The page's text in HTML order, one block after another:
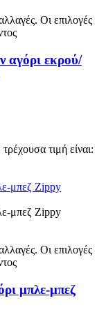
Οι επιλογές
αγόρι εκρού/
τιμή είναι:
Οι επιλογές
μπλε-μπεζ